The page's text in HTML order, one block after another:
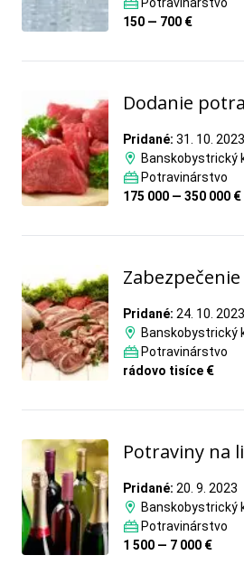
150 — 700 €
Dodanie
Pridané: 31. 10. 2023
Banskobystrický
Potravinárstvo
175 000 — 350 000 €
Pridané: 24. 10. 2023
Banskobystrický
Potravinárstvo
rádovo tisíce €
Potraviny na
Pridané: 20. 9. 2023
Banskobystrický
Potravinárstvo
1 500 — 7 000 €